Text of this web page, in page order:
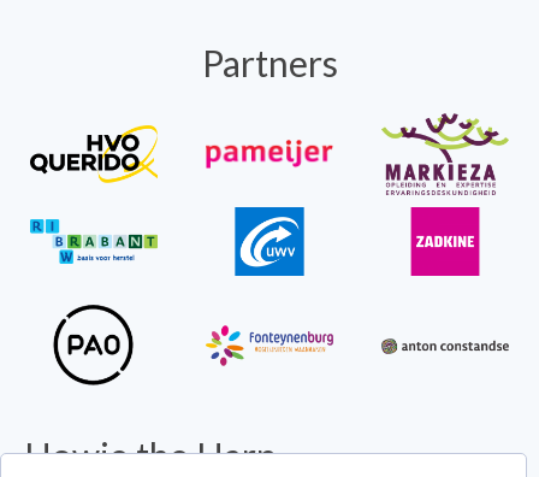
Partners
Howie the Harp